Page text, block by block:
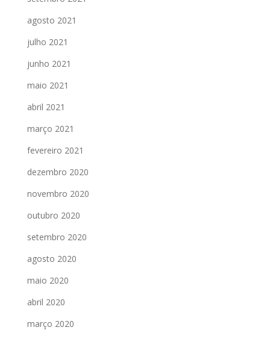
agosto 2021
julho 2021
junho 2021
maio 2021
abril 2021
março 2021
fevereiro 2021
dezembro 2020
novembro 2020
outubro 2020
setembro 2020
agosto 2020
maio 2020
abril 2020
março 2020